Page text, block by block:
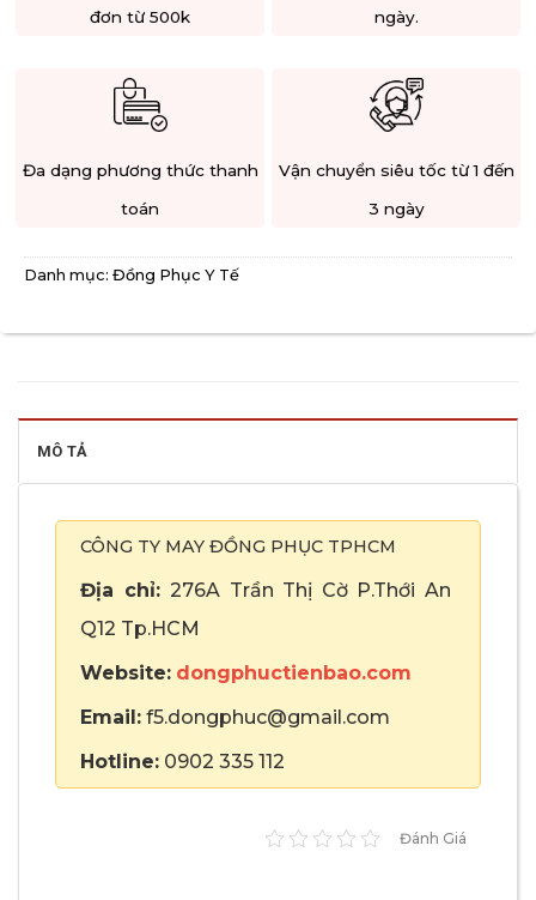
đơn từ 500k
ngày.
Đa dạng phương thức thanh
toán
Vận chuyển siêu tốc từ 1 đến
3 ngày
Danh mục: Đồng Phục Y Tế
MÔ TẢ
CÔNG TY MAY ĐỒNG PHỤC TPHCM
Địa chỉ:276A Trần Thị Cờ P.Thới An
Q12 Tp.HCM
Website: dongphuctienbao.com
Email: f5.dongphuc@gmail.com
Hotline: 0902 335 112
Đánh Giá